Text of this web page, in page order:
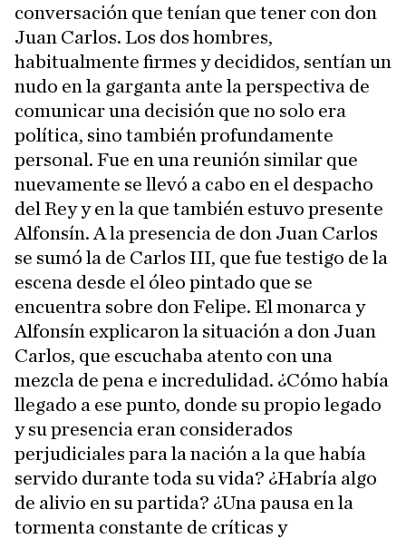
conversación que tenían que tener con don
Juan Carlos. Los dos hombres,
habitualmente firmes y decididos, sentían un
nudo en la garganta ante la perspectiva de
comunicar una decisión que no solo era
política, sino también profundamente
personal. Fue en una reunión similar que
nuevamente se llevó a cabo en el despacho
del Rey y en la que también estuvo presente
Alfonsín. A la presencia de don Juan Carlos
se sumó la de Carlos III, que fue testigo de la
escena desde el óleo pintado que se
encuentra sobre don Felipe. El monarca y
Alfonsín explicaron la situación a don Juan
Carlos, que escuchaba atento con una
mezcla de pena e incredulidad. ¿Cómo había
llegado a ese punto, donde su propio legado
y su presencia eran considerados
perjudiciales para la nación a la que había
servido durante toda su vida? ¿Habría algo
de alivio en su partida? ¿Una pausa en la
tormenta constante de críticas y